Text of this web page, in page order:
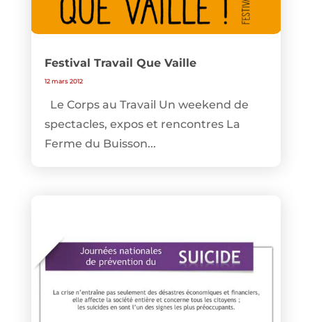
Festival Travail Que Vaille
12 mars 2012
Le Corps au Travail Un weekend de
spectacles, expos et rencontres La
Ferme du Buisson...